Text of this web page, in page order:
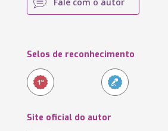
Selos de reconhecimento
Site oficial do autor